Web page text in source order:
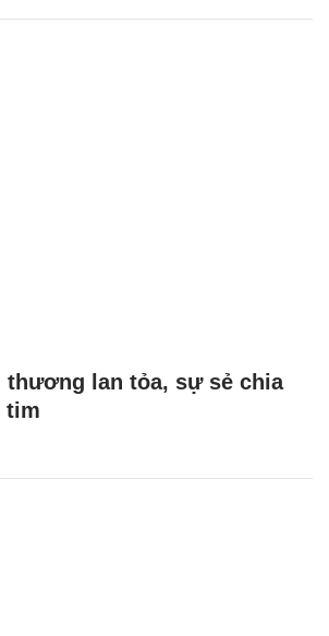
thương lan tỏa, sự sẻ chia
tim